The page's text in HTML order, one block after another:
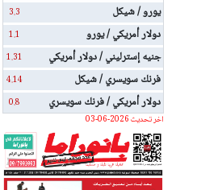
يورو / شيكل 3.3
دولار أمريكي / يورو 1.1
جنيه إسترليني / دولار أمريكي 1.31
فرنك سويسري / شيكل 4.14
دولار أمريكي / فرنك سويسري
0.8
اخر تحديث 2026-06-03